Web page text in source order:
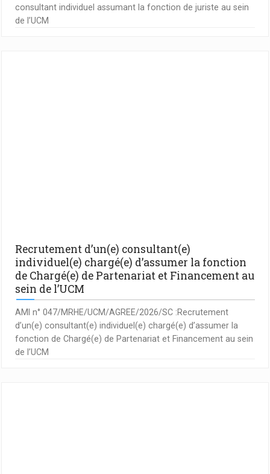
consultant individuel assumant la fonction de juriste au sein
de l’UCM
Recrutement d’un(e) consultant(e)
individuel(e) chargé(e) d’assumer la fonction
de Chargé(e) de Partenariat et Financement au
sein de l’UCM
AMI n° 047/MRHE/UCM/AGREE/2026/SC :Recrutement
d’un(e) consultant(e) individuel(e) chargé(e) d’assumer la
fonction de Chargé(e) de Partenariat et Financement au sein
de l’UCM